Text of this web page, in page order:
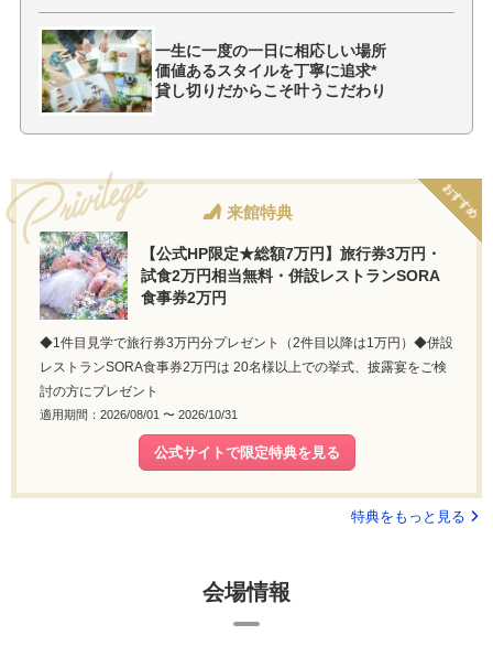
一生に一度の一日に相応しい場所
価値あるスタイルを丁寧に追求*
貸し切りだからこそ叶うこだわり
おすすめ
来館特典
【公式HP限定★総額7万円】旅行券3万円・
試食2万円相当無料・併設レストランSORA
食事券2万円
◆1件目見学で旅行券3万円分プレゼント（2件目以降は1万円）◆併設
レストランSORA食事券2万円は 20名様以上での挙式、披露宴をご検
討の方にプレゼント
適用期間：2026/08/01 〜 2026/10/31
公式サイトで限定特典を見る
特典をもっと見る
会場情報